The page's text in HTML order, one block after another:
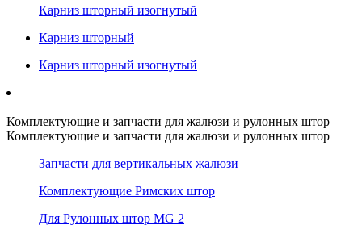
Карниз шторный изогнутый
Карниз шторный
Карниз шторный изогнутый
Комплектующие и запчасти для жалюзи и рулонных штор
Комплектующие и запчасти для жалюзи и рулонных штор
Запчасти для вертикальных жалюзи
Комплектующие Римских штор
Для Рулонных штор MG 2